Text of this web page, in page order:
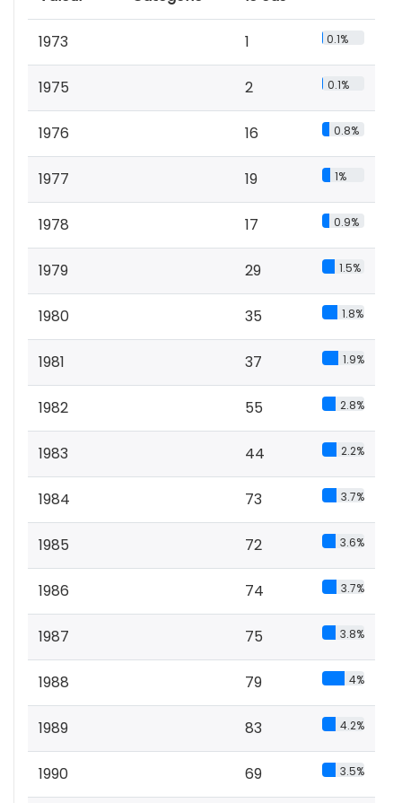
1973 1 0.1%
1975 2 0.1%
1976 16 0.8%
1977 19 1%
1978 17 0.9%
1979 29 1.5%
1980 35 1.8%
1981 37 1.9%
1982 55 2.8%
1983 44 2.2%
1984 73 3.7%
1985 72 3.6%
1986 74 3.7%
1987 75 3.8%
1988 79 4%
1989 83 4.2%
1990 69 3.5%